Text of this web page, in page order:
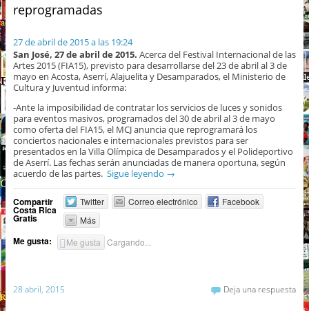
reprogramadas
27 de abril de 2015 a las 19:24
San José, 27 de abril de 2015. Acerca del Festival Internacional de las
Artes 2015 (FIA15), previsto para desarrollarse del 23 de abril al 3 de
mayo en Acosta, Aserrí, Alajuelita y Desamparados, el Ministerio de
Cultura y Juventud informa:
-Ante la imposibilidad de contratar los servicios de luces y sonidos
para eventos masivos, programados del 30 de abril al 3 de mayo
como oferta del FIA15, el MCJ anuncia que reprogramará los
conciertos nacionales e internacionales previstos para ser
presentados en la Villa Olímpica de Desamparados y el Polideportivo
de Aserrí. Las fechas serán anunciadas de manera oportuna, según
acuerdo de las partes. Sigue leyendo →
Compartir
Costa Rica
Gratis
Twitter Correo electrónico
Facebook
Más
Me gusta: Me gusta Cargando...
28 abril, 2015 Deja una respuesta